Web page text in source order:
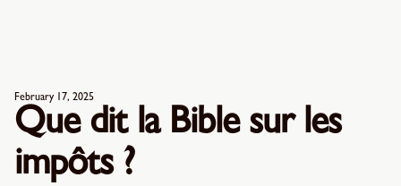
February 17, 2025
Que dit la Bible sur les
impôts ?